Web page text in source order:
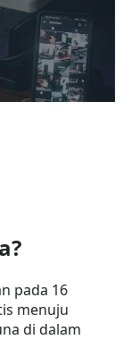
pada 16
menuju
di dalam